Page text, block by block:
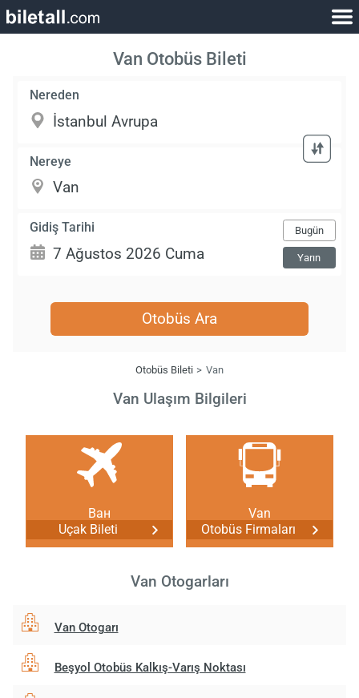
Van Otobüs Bileti
Nereden
Nereye
Gidiş Tarihi Bugün
Yarın
Otobüs Ara
Otobüs Bileti Van
Van Ulaşım Bilgileri
Ван
Uçak Bileti
Van
Otobüs Firmaları
Van Otogarları
Van Otogarı
Beşyol Otobüs Kalkış-Varış Noktası